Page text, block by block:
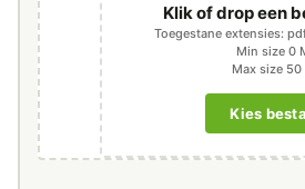
Klik of drop een
Toegestane extensies:
Min size 0
Max size 50